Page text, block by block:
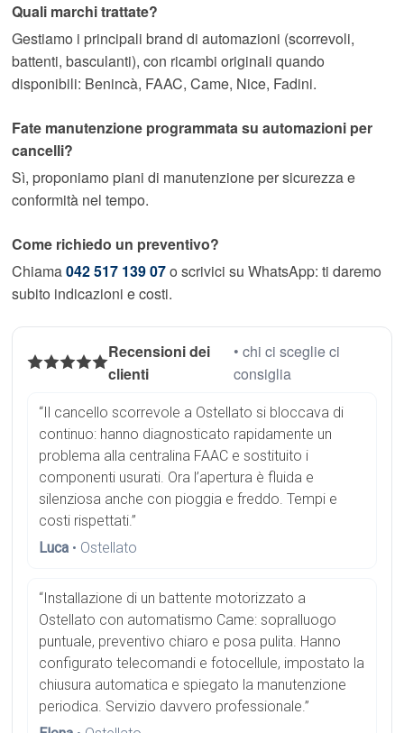
Quali marchi trattate?
Gestiamo i principali brand di automazioni (scorrevoli,
battenti, basculanti), con ricambi originali quando
disponibili: Benincà, FAAC, Came, Nice, Fadini.
Fate manutenzione programmata su automazioni per
cancelli?
Sì, proponiamo piani di manutenzione per sicurezza e
conformità nel tempo.
Come richiedo un preventivo?
Chiama042 517 139 07o scrivici su WhatsApp: ti daremo
subito indicazioni e costi.
Recensioni dei
clienti
• chi ci sceglie ci
consiglia
“Il cancello scorrevole a Ostellato si bloccava di
continuo: hanno diagnosticato rapidamente un
problema alla centralina FAAC e sostituito i
componenti usurati. Ora l’apertura è fluida e
silenziosa anche con pioggia e freddo. Tempi e
costi rispettati.”
Luca • Ostellato
“Installazione di un battente motorizzato a
Ostellato con automatismo Came: sopralluogo
puntuale, preventivo chiaro e posa pulita. Hanno
configurato telecomandi e fotocellule, impostato la
chiusura automatica e spiegato la manutenzione
periodica. Servizio davvero professionale.”